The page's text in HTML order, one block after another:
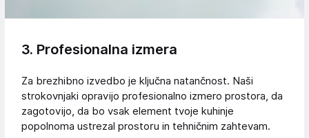
3. Profesionalna izmera
Za brezhibno izvedbo je ključna natančnost. Naši
strokovnjaki opravijo profesionalno izmero prostora, da
zagotovijo, da bo vsak element tvoje kuhinje
popolnoma ustrezal prostoru in tehničnim zahtevam.